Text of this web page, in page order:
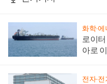
화학·에
로이
아로
전자·전